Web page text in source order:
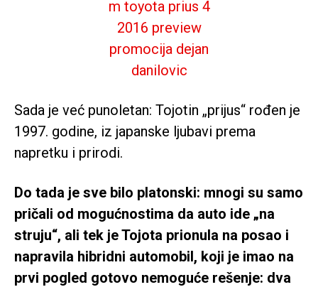
Sada je već punoletan: Tojotin „prijus“ rođen je
1997. godine, iz japanske ljubavi prema
napretku i prirodi.
Do tada je sve bilo platonski: mnogi su samo
pričali od mogućnostima da auto ide „na
struju“, ali tek je Tojota prionula na posao i
napravila hibridni automobil, koji je imao na
prvi pogled gotovo nemoguće rešenje: dva